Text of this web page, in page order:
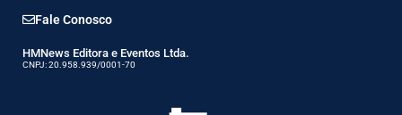
Fale Conosco
HMNews Editora e Eventos Ltda.
CNPJ: 20.958.939/0001-70